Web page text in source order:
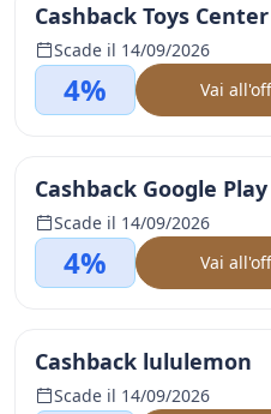
Cashback Toys Center
Scade il 14/09/2026
4% Vai
Cashback Google
Scade il 14/09/2026
4% Vai
Cashback lululemon
Scade il 14/09/2026